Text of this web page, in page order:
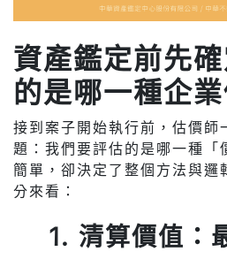
資產鑑定前先
的是哪一種企業
接到案子開始執行前，估價師
題：我們要評估的是哪一種「
簡單，卻決定了整個方法與邏
分來看：
1. 清算價值：